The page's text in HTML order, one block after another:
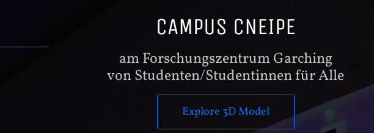
CAMPUS CNEIPE
am Forschungszentrum Garching
von Studenten/Studentinnen für Alle
Explore 3D Model